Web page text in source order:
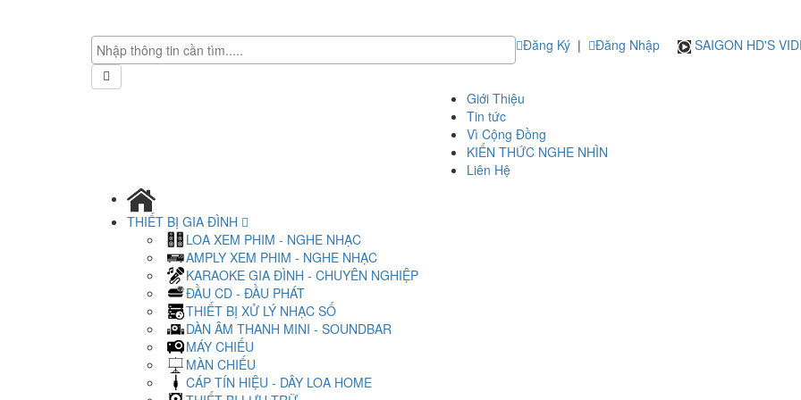
Đăng Ký | Đăng Nhập SAIGON HD'S
Giới Thiệu
Tin tức
Vì Cộng Đồng
KIẾN THỨC NGHE NHÌN
Liên Hệ
THIẾT BỊ GIA ĐÌNH
LOA XEM PHIM - NGHE NHẠC
AMPLY XEM PHIM - NGHE NHẠC
KARAOKE GIA ĐÌNH - CHUYÊN NGHIỆP
ĐẦU CD - ĐẦU PHÁT
THIẾT BỊ XỬ LÝ NHẠC SỐ
DÀN ÂM THANH MINI - SOUNDBAR
MÁY CHIẾU
MÀN CHIẾU
CÁP TÍN HIỆU - DÂY LOA HOME